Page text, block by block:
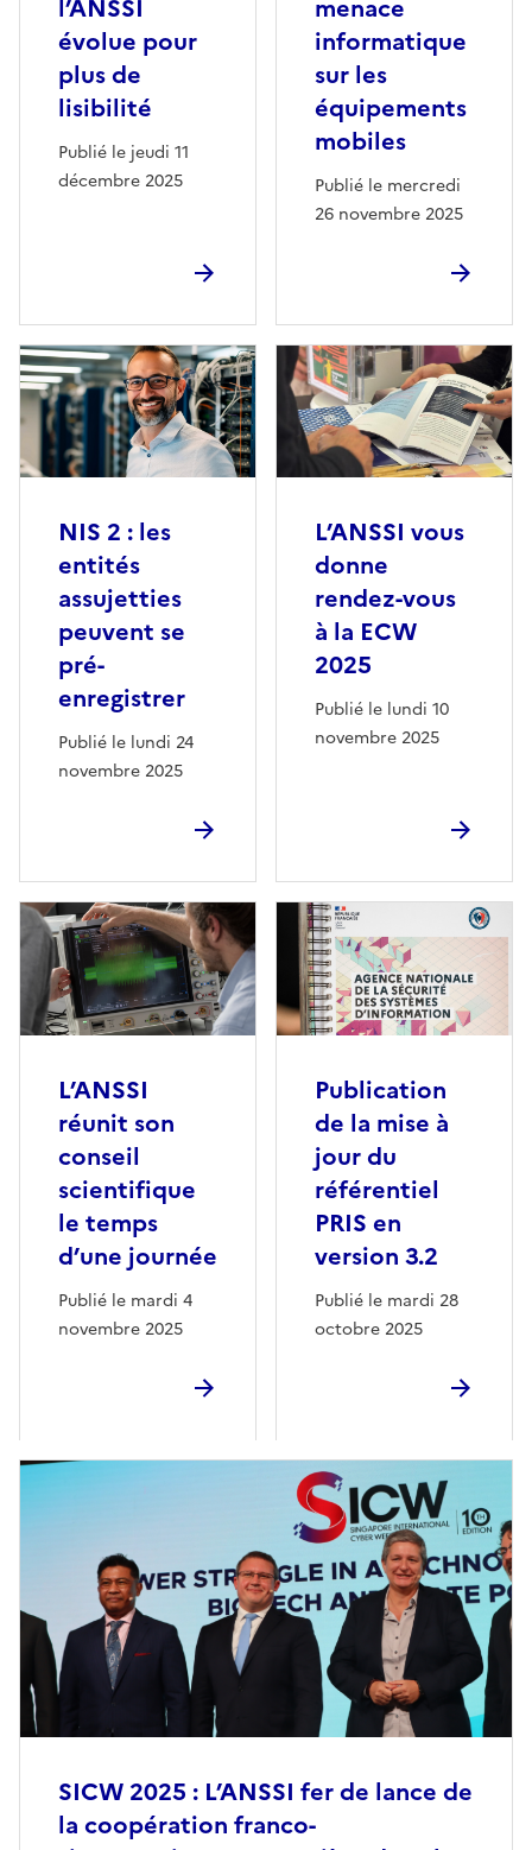
l’ANSSI
évolue pour
plus de
lisibilité
Publié le jeudi 11
décembre 2025
menace
informatique
sur les
équipements
mobiles
Publié le mercredi
26 novembre 2025
NIS 2 : les
entités
assujetties
peuvent se
pré-
enregistrer
Publié le lundi 24
novembre 2025
L’ANSSI vous
donne
rendez-vous
à la ECW
2025
Publié le lundi 10
novembre 2025
L’ANSSI
réunit son
conseil
scientifique
le temps
d’une journée
Publié le mardi 4
novembre 2025
Publication
de la mise à
jour du
référentiel
PRIS en
version 3.2
Publié le mardi 28
octobre 2025
SICW 2025 : L’ANSSI fer de lance de
la coopération franco-